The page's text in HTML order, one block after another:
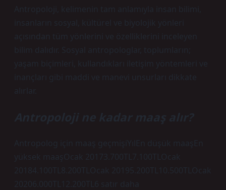
Antropoloji, kelimenin tam anlamıyla insan bilimi,
insanların sosyal, kültürel ve biyolojik yönleri
açısından tüm yönlerini ve özelliklerini inceleyen
bilim dalıdır. Sosyal antropologlar, toplumların;
yaşam biçimleri, kullandıkları iletişim yöntemleri ve
inançları gibi maddi ve manevi unsurları dikkate
alırlar.
Antropoloji ne kadar maaş alır?
Antropolog için maaş geçmişiYılEn düşük maaşEn
yüksek maaşOcak 20173.700TL7.100TLOcak
20184.100TL8.200TLOcak 20195.200TL10.500TLOcak
20206.000TL12.200TL6 satır daha